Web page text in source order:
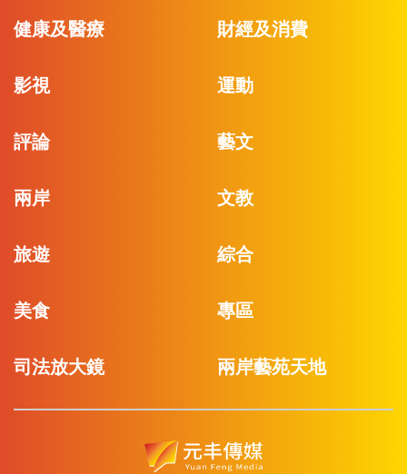
健康及醫療 財經及消費
影視 運動
評論 藝文
兩岸 文教
旅遊 綜合
美食 專區
司法放大鏡 兩岸藝苑天地